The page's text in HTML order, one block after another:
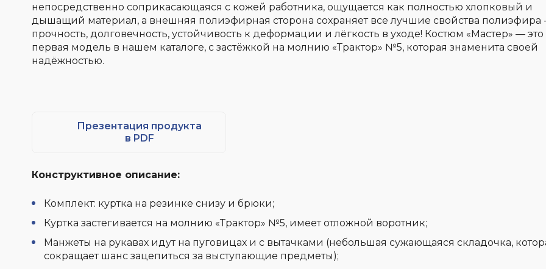
непосредственно соприкасающаяся с кожей работника, ощущается как полностью хлопковый и
дышащий материал, а внешняя полиэфирная сторона сохраняет все лучшие свойства полиэфира -
прочность, долговечность, устойчивость к деформации и лёгкость в уходе! Костюм «Мастер» — это
первая модель в нашем каталоге, с застёжкой на молнию «Трактор» №5, которая знаменита своей
надёжностью.
Презентация продукта
в PDF
Конструктивное описание:
Комплект: куртка на резинке снизу и брюки;
Куртка застегивается на молнию «Трактор» №5, имеет отложной воротник;
Манжеты на рукавах идут на пуговицах и с вытачками (небольшая сужающаяся складочка,
сокращает шанс зацепиться за выступающие предметы);